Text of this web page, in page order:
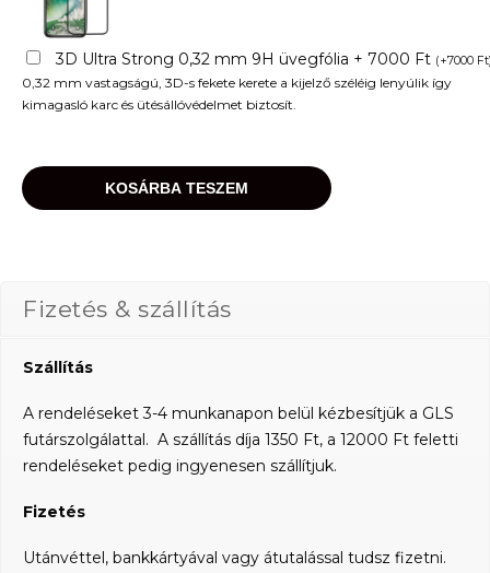
3D Ultra Strong 0,32 mm 9H üvegfólia + 7000 Ft (+7000 Ft
0,32 mm vastagságú, 3D-s fekete kerete a kijelző széléig lenyúlik így
kimagasló karc és ütésállóvédelmet biztosít.
KOSÁRBA TESZEM
Fizetés & szállítás
Szállítás
A rendeléseket 3-4 munkanapon belül kézbesítjük a GLS
futárszolgálattal. A szállítás díja 1350 Ft, a 12000 Ft feletti
rendeléseket pedig ingyenesen szállítjuk.
Fizetés
Utánvéttel, bankkártyával vagy átutalással tudsz fizetni.